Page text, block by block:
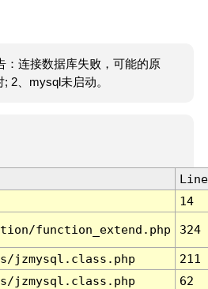
：连接数据库失败，可能的原
2、mysql未启动。
Line
14
function_extend.php 324
jzmysql.class.php
211
jzmysql.class.php
62